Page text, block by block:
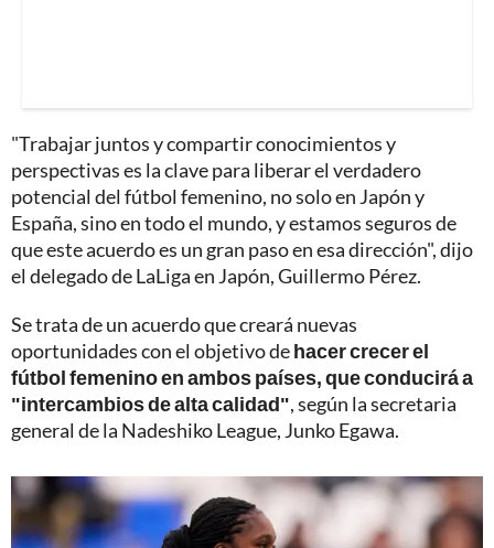
"Trabajar juntos y compartir conocimientos y
perspectivas es la clave para liberar el verdadero
potencial del fútbol femenino, no solo en Japón y
España, sino en todo el mundo, y estamos seguros de
que este acuerdo es un gran paso en esa dirección", dijo
el delegado de LaLiga en Japón, Guillermo Pérez.
Se trata de un acuerdo que creará nuevas
oportunidades con el objetivo dehacer crecer el
fútbol femenino en ambos países, que conducirá a
"intercambios de alta calidad", según la secretaria
general de la Nadeshiko League, Junko Egawa.